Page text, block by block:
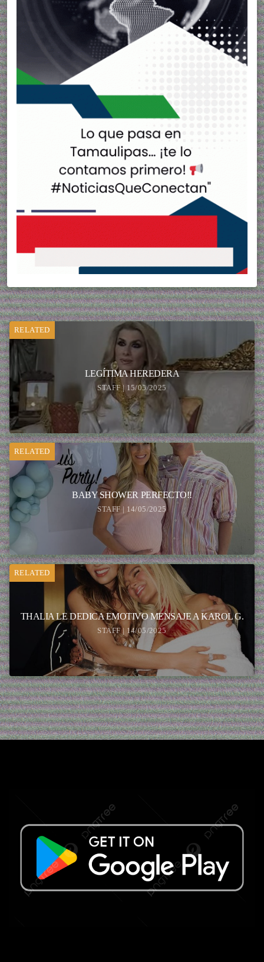
RELATED
LEGÍTIMA HEREDERA
STAFF | 15/05/2025
RELATED
BABY SHOWER PERFECTO!!
STAFF | 14/05/2025
RELATED
THALIA LE DEDICA EMOTIVO MENSAJE A KAROL G.
STAFF | 14/05/2025